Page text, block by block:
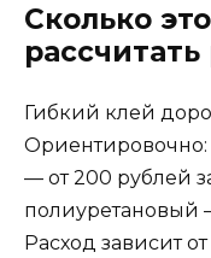
Сколько
Гибкий клей
— от 200 рублей
полиуретановый
Расход зависит